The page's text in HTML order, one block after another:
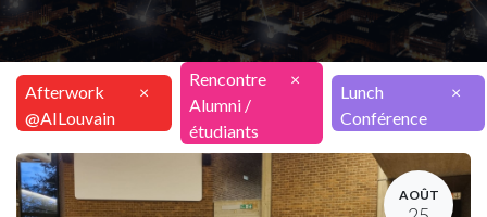
Afterwork
@AILouvain
×
Rencontre
Alumni /
étudiants
×
Lunch
Conférence
×
AOÛT